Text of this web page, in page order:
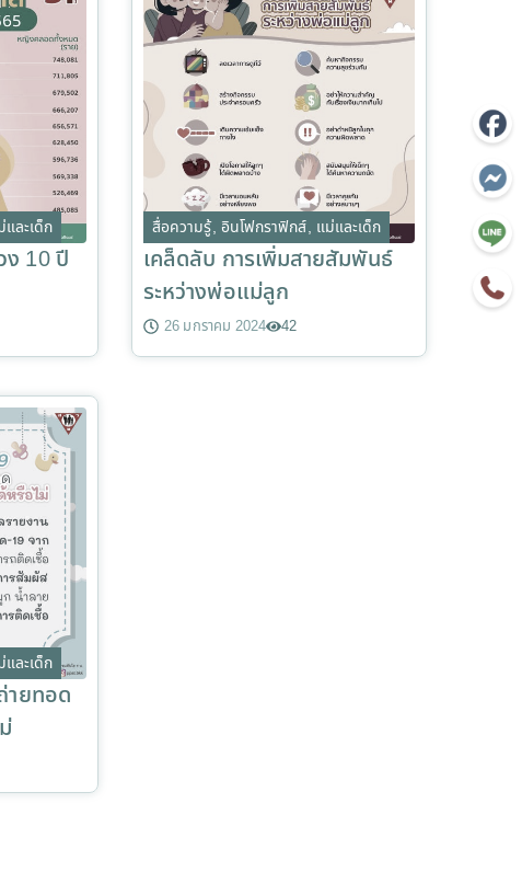
และเด็ก
10 ปี
สื่อความรู้, อินโฟกราฟิกส์, แม่และเด็ก
เคล็ดลับ การเพิ่มสายสัมพันธ์
ระหว่างพ่อแม่ลูก
26 มกราคม 2024 42
และเด็ก
ายทอด